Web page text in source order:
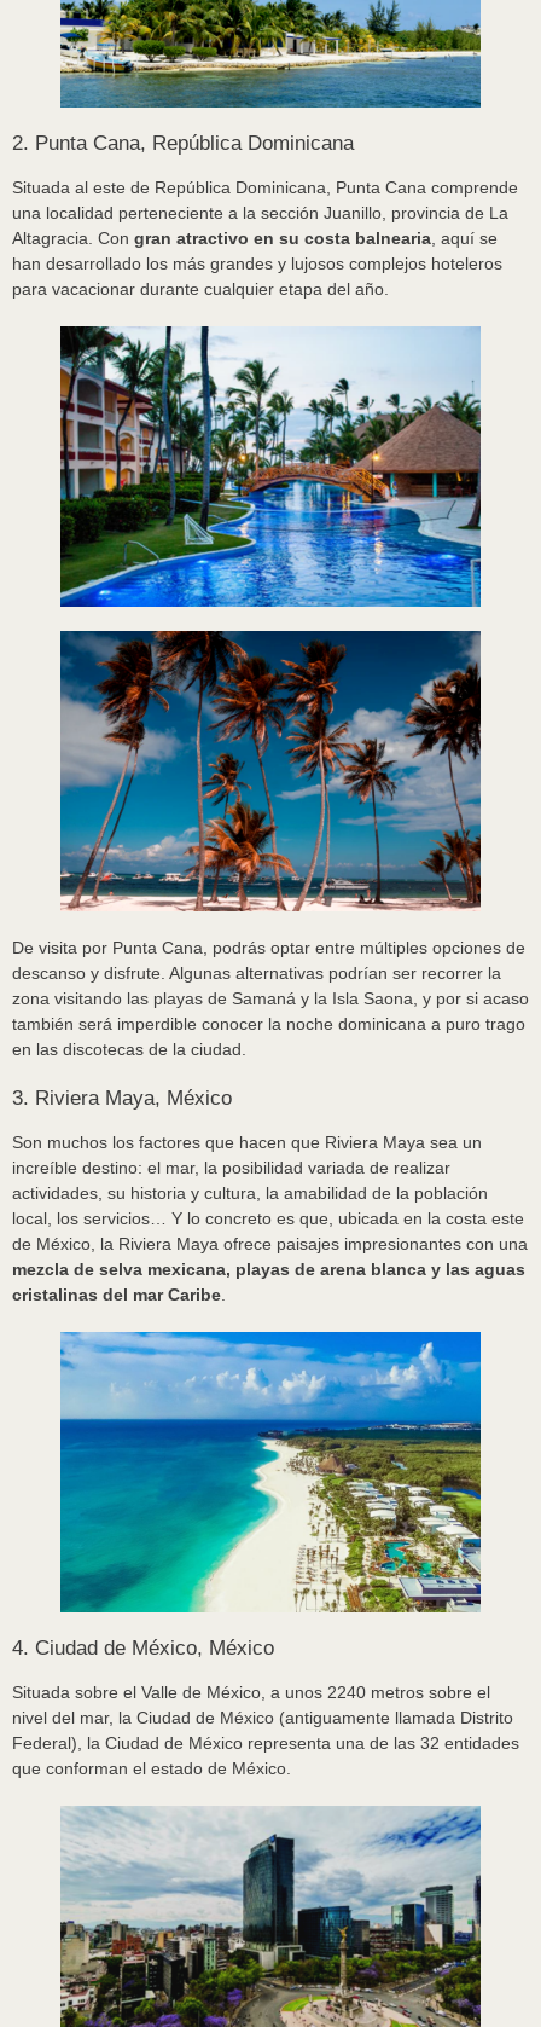
2. Punta Cana, República Dominicana
Situada al este de República Dominicana, Punta Cana comprende
una localidad perteneciente a la sección Juanillo, provincia de La
Altagracia. Con gran atractivo en su costa balnearia , aquí se
han desarrollado los más grandes y lujosos complejos hoteleros
para vacacionar durante cualquier etapa del año.
De visita por Punta Cana, podrás optar entre múltiples opciones de
descanso y disfrute. Algunas alternativas podrían ser recorrer la
zona visitando las playas de Samaná y la Isla Saona, y por si acaso
también será imperdible conocer la noche dominicana a puro trago
en las discotecas de la ciudad.
3. Riviera Maya, México
Son muchos los factores que hacen que Riviera Maya sea un
increíble destino: el mar, la posibilidad variada de realizar
actividades, su historia y cultura, la amabilidad de la población
local, los servicios… Y lo concreto es que, ubicada en la costa este
de México, la Riviera Maya ofrece paisajes impresionantes con una
mezcla de selva mexicana, playas de arena blanca y las aguas
cristalinas del mar Caribe
4. Ciudad de México, México
Situada sobre el Valle de México, a unos 2240 metros sobre el
nivel del mar, la Ciudad de México (antiguamente llamada Distrito
Federal), la Ciudad de México representa una de las 32 entidades
que conforman el estado de México.